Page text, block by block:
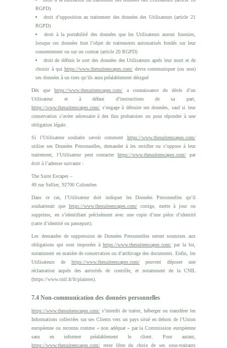
RGPD)
droit d’opposition au traitement des données des Utilisateurs (article 21
RGPD)
droit à la portabilité des données que les Utilisateurs auront fournies,
lorsque ces données font l’objet de traitements automatisés fondés sur leur
consentement ou sur un contrat (article 20 RGPD)
droit de définir le sort des données des Utilisateurs après leur mort et de
choisir à qui https://www.thesuiteescapes.com/devra communiquer (ou non)
ses données à un tiers qu’ils aura préalablement désigné
Dès quehttps://www.thesuiteescapes.com/ a connaissance du décès d’un
Utilisateur et à défaut d’instructions de sa part,
https://www.thesuiteescapes.com/ s’engage à détruire ses données, sauf si leur
conservation s’avère nécessaire à des fins probatoires ou pour répondre à une
obligation légale.
Si l’Utilisateur souhaite savoir comment https://www.thesuiteescapes.com/
utilise ses Données Personnelles, demander à les rectifier ou s’oppose à leur
traitement, l’Utilisateur peut contacter https://www.thesuiteescapes.com/par
écrit à l’adresse suivante :
The Suite Escapes –
49 rue Sellier, 92700 Colombes
Dans ce cas, l’Utilisateur doit indiquer les Données Personnelles qu’il
souhaiterait que https://www.thesuiteescapes.com/corrige, mette à jour ou
supprime, en s’identifiant précisément avec une copie d’une pièce d’identité
(carte d’identité ou passeport).
Les demandes de suppression de Données Personnelles seront soumises aux
obligations qui sont imposées à https://www.thesuiteescapes.com/par la loi,
notamment en matière de conservation ou d’archivage des documents. Enfin, les
Utilisateurs de https://www.thesuiteescapes.com/peuvent déposer une
réclamation auprès des autorités de contrôle, et notamment de la CNIL
(https://www.cnil.fr/fr/plaintes).
7.4 Non-communication des données personnelles
https://www.thesuiteescapes.com/ s’interdit de traiter, héberger ou transférer les
Informations collectées sur ses Clients vers un pays situé en dehors de l’Union
européenne ou reconnu comme « non adéquat » par la Commission européenne
sans en informer préalablement le client. Pour autant,
https://www.thesuiteescapes.com/ reste libre du choix de ses sous-traitants